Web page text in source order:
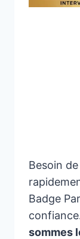
Besoin de
Badge
sommes